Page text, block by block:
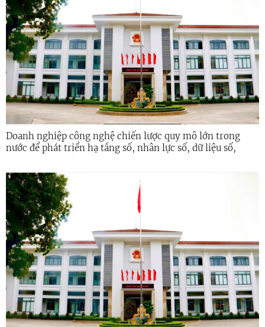
Doanh nghiệp công nghệ chiến lược quy mô lớn trong
nước để phát triển hạ tầng số, nhân lực số, dữ liệu số,
2030 trên địa bàn tỉnh Quảng Ngãi